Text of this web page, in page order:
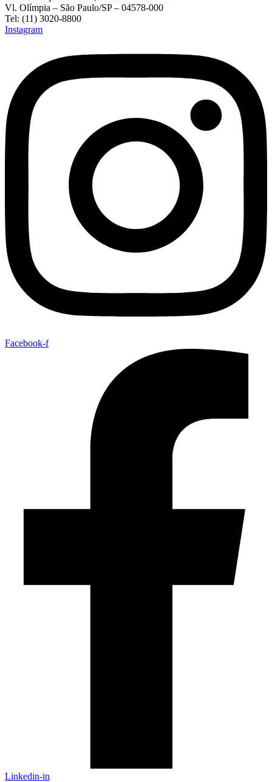
Vl. Olímpia – São Paulo/SP – 04578-000
Tel: (11) 3020-8800
Instagram
Facebook-f
Linkedin-in